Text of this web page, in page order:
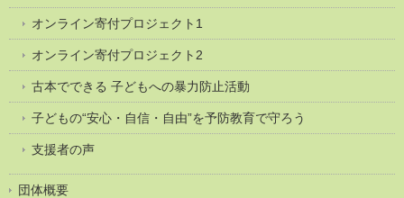
オンライン寄付プロジェクト1
オンライン寄付プロジェクト2
古本でできる 子どもへの暴力防止活動
子どもの“安心・自信・自由”を予防教育で守ろう
支援者の声
団体概要